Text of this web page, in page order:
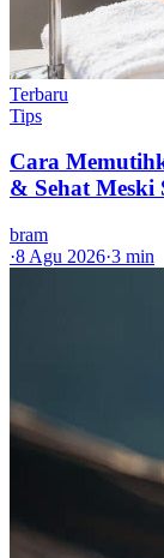
Terbaru
Tips
Cara
& Sehat
bram
·8 Agu 2026·3 min